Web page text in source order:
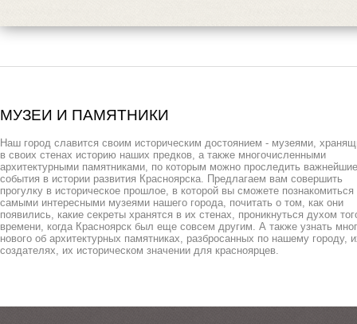
МУЗЕИ И ПАМЯТНИКИ
Наш город славится своим историческим достоянием - музеями,
в своих стенах историю наших предков, а также многочисленными
архитектурными памятниками, по которым можно проследить важнейшие
события в истории развития Красноярска. Предлагаем вам совершить
прогулку в историческое прошлое, в которой вы сможете познакомиться
самыми интересными музеями нашего города, почитать о том, как они
появились, какие секреты хранятся в их стенах, проникнуться духом
времени, когда Красноярск был еще совсем другим. А также узнать
нового об архитектурных памятниках, разбросанных по нашему городу,
создателях, их историческом значении для красноярцев.